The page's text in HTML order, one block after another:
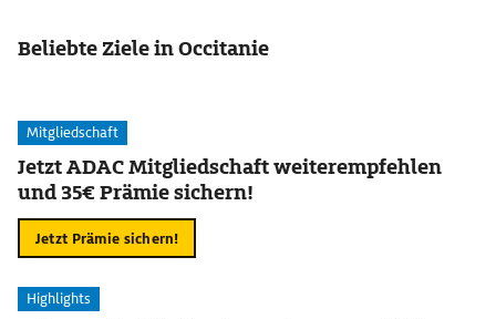
Beliebte Ziele in Occitanie
Mitgliedschaft
Jetzt ADAC Mitgliedschaft weiterempfehlen
und 35€ Prämie sichern!
Jetzt Prämie sichern!
Highlights